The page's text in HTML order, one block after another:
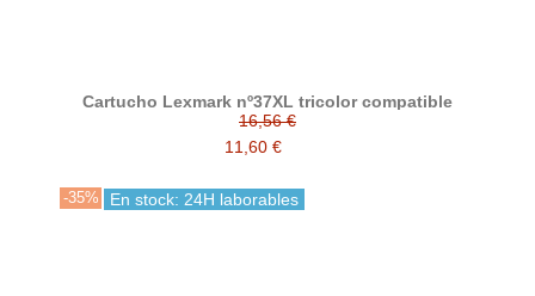
Cartucho Lexmark nº37XL tricolor compatible
16,56 €
11,60 €
-35% En stock: 24H laborables